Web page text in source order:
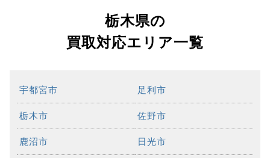
栃木県の
買取対応エリア一覧
宇都宮市 足利市
栃木市 佐野市
鹿沼市 日光市